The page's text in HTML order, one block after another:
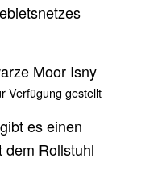
Verfügung gestellt
es einen
dem Rollstuhl